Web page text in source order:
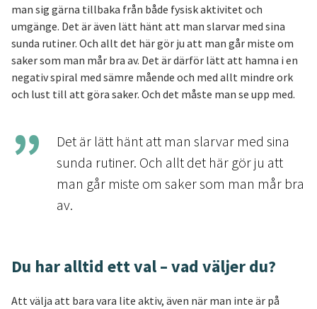
man sig gärna tillbaka från både fysisk aktivitet och
umgänge. Det är även lätt hänt att man slarvar med sina
sunda rutiner. Och allt det här gör ju att man går miste om
saker som man mår bra av. Det är därför lätt att hamna i en
negativ spiral med sämre mående och med allt mindre ork
och lust till att göra saker. Och det måste man se upp med.
Det är lätt hänt att man slarvar med sina
sunda rutiner. Och allt det här gör ju att
man går miste om saker som man mår bra
av.
Du har alltid ett val – vad väljer du?
Att välja att bara vara lite aktiv, även när man inte är på